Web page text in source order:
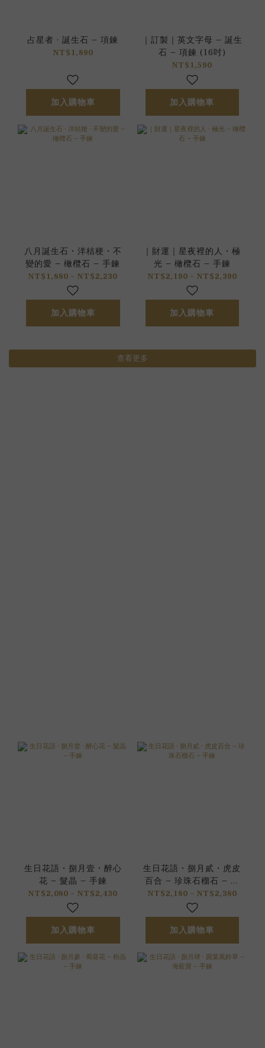
占星者 · 誕生石 – 項鍊
NT$1,890
加入購物車
｜訂製｜英文字母 – 誕生
石 – 項鍊 (16吋)
NT$1,590
加入購物車
八月誕生石 • 洋桔梗 • 不
變的愛 – 橄欖石 – 手鍊
NT$1,880 ~ NT$2,230
加入購物車
｜財運｜星夜裡的人 • 極
光 – 橄欖石 – 手鍊
NT$2,190 ~ NT$2,390
加入購物車
查看更多
生日花語 • 捌月壹 • 醉心
花 – 髮晶 – 手鍊
NT$2,080 ~ NT$2,430
加入購物車
生日花語 • 捌月貳 • 虎皮
百合 – 珍珠石榴石 – 手
鍊
NT$2,180 ~ NT$2,380
加入購物車